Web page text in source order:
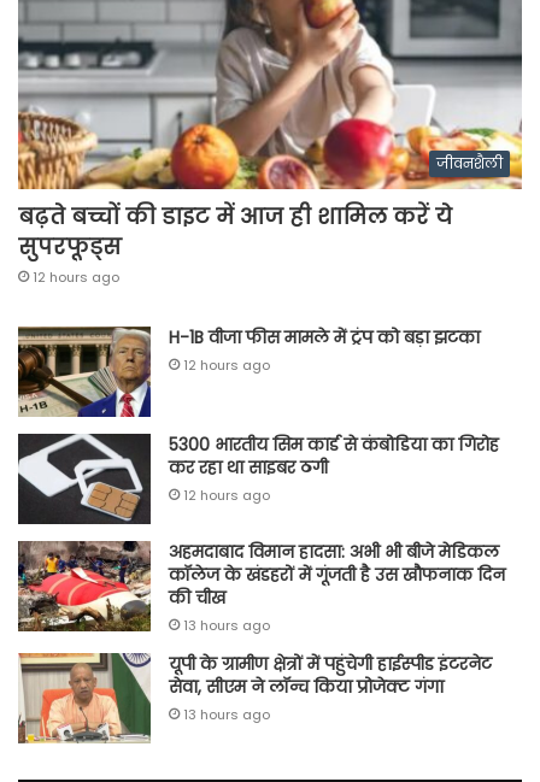
जीवनशैली
बढ़ते बच्चों की डाइट में आज ही शामिल करें ये
सुपरफूड्स
12 hours ago
H-1B वीजा फीस मामले में ट्रंप को बड़ा झटका
12 hours ago
5300 भारतीय सिम कार्ड से कंबोडिया का गिरोह
कर रहा था साइबर ठगी
12 hours ago
अहमदाबाद विमान हादसा: अभी भी बीजे मेडिकल
कॉलेज के खंडहरों में गूंजती है उस खौफनाक दिन
की चीख
13 hours ago
यूपी के ग्रामीण क्षेत्रों में पहुंचेगी हाईस्पीड इंटरनेट
सेवा, सीएम ने लॉन्च किया प्रोजेक्ट गंगा
13 hours ago